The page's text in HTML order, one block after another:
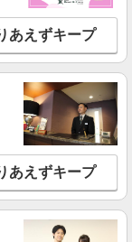
定あり） ゜
+゜ 入社祝い金10
゜+゜・。○。・゜
量販店
を見る
販売
・能力による） ※
規定あり） ゜
゜+゜ 入社祝い金10
量販店
あえずキープ
あえずキープ